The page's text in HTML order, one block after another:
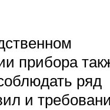
прибора
ряд
и